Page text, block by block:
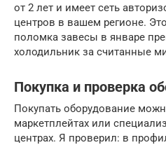
от 2 лет и имеет сеть
центров в вашем регионе.
поломка завесы в январе
холодильник за считанные
Покупка и проверка
Покупать оборудование
маркетплейтах или
центрах. Я проверил: в